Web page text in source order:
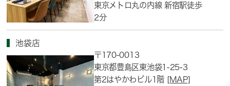
東京メトロ丸の内線 新宿駅徒歩
2分
池袋店
〒170-0013
東京都豊島区東池袋1-25-3
第2はやかわビル1階 [MAP]